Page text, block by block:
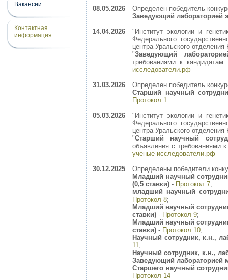
Вакансии
Контактная
информация
08.05.2026
Определен победитель
Заведующий лабораторией
14.04.2026
"Институт экологии и
Федерального
центра Уральского
"Заведующий
требованиями к
исследователи.рф
31.03.2026
Определен победитель
Старший научный
Протокол 1
05.03.2026
"Институт экологии и
Федерального
центра Уральского
"Старший научный
объявления с требованиями
ученые-исследователи.рф
30.12.2025
Определены победители
Младший научный
(0,5 ставки) - Протокол 7;
младший научный
Протокол 8;
Младший научный
ставки) - Протокол 9;
Младший научный
ставки) - Протокол 10;
Научный сотрудник, к.н.,
11 ;
Научный сотрудник, к.н.,
Заведующий лабораторией
Старшего научный
Протокол 14